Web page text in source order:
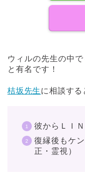
ウィルの先生の中
と有名です！
桔坂先生に相談す
彼からＬＩ
復縁後もケ
正・霊視）